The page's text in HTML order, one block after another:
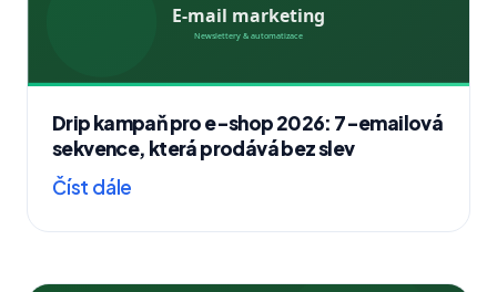
Drip kampaň pro e-shop 2026: 7-emailová
sekvence, která prodává bez slev
Číst dále